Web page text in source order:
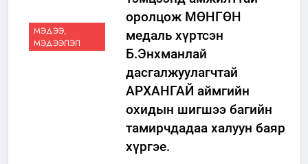
МЭДЭЭ,
МЭДЭЭЛЭЛ
оролцож МӨНГӨН
медаль хүртсэн
Б.Энхманлай
дасгалжуулагчтай
АРХАНГАЙ аймгийн
охидын шигшээ багийн
тамирчдадаа халуун баяр
хүргэе.